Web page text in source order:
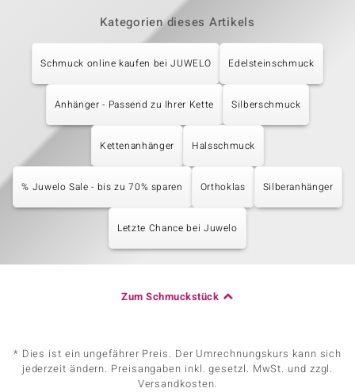
Kategorien dieses Artikels
Schmuck online kaufen bei JUWELO Edelsteinschmuck
Anhänger - Passend zu Ihrer Kette Silberschmuck
Kettenanhänger Halsschmuck
% Juwelo Sale - bis zu 70% sparen Orthoklas Silberanhänger
Letzte Chance bei Juwelo
Zum Schmuckstück
* Dies ist ein ungefährer Preis. Der Umrechnungskurs kann sich
jederzeit ändern. Preisangaben inkl. gesetzl. MwSt. und zzgl.
Versandkosten.